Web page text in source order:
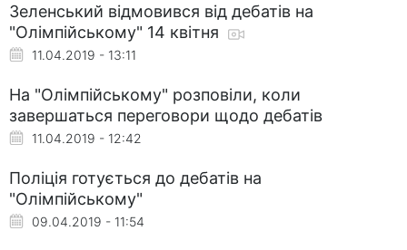
Зеленський відмовився від дебатів на
"Олімпійському" 14 квітня
11.04.2019 - 13:11
На "Олімпійському" розповіли, коли
завершаться переговори щодо дебатів
11.04.2019 - 12:42
Поліція готується до дебатів на
"Олімпійському"
09.04.2019 - 11:54